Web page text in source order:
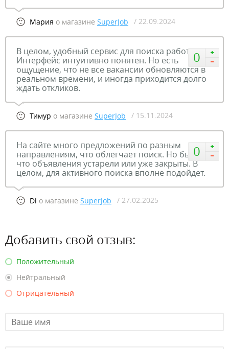
Мария о магазине SuperJob / 22.09.2024
0
В целом, удобный сервис для поиска работы.
Интерфейс интуитивно понятен. Но есть
ощущение, что не все вакансии обновляются в
реальном времени, и иногда приходится долго
ждать откликов.
Тимур о магазине SuperJob / 15.11.2024
0
На сайте много предложений по разным
направлениям, что облегчает поиск. Но бывает,
что объявления устарели или уже закрыты. В
целом, для активного поиска вполне подойдет.
Di о магазине SuperJob / 27.02.2025
Добавить свой отзыв:
Положительный
Нейтральный
Отрицательный